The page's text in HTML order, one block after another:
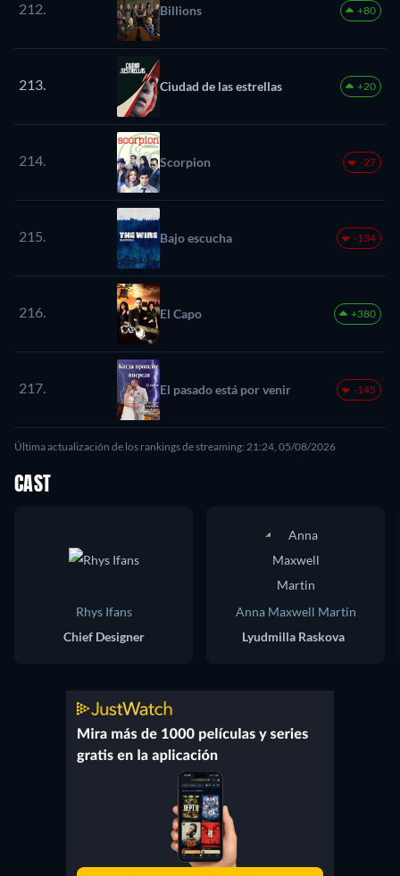
212. Billions +80
213. Ciudad de las estrellas +20
214. Scorpion -27
215. Bajo escucha -134
216. El Capo +380
217. El pasado está por venir -145
Última actualización de los rankings de streaming: 21:24, 05/08/2026
CAST
Rhys Ifans
Chief Designer
Anna Maxwell Martin
Lyudmilla Raskova